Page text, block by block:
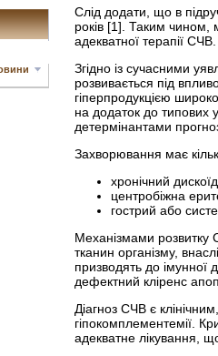
Слід додати, що в
років [1]. Таким чином,
адекватної терапії
Згідно із сучасними
розвивається під
гіперпродукцією
на додаток до типових
детермінантами
Захворювання має
хронічний
центробіжна
гострий або
Механізмами розвитку
тканин організму,
призводять до імунної
дефектний кліренс
Діагноз СЧВ є
гіпокомплементемії.
адекватне лікування,